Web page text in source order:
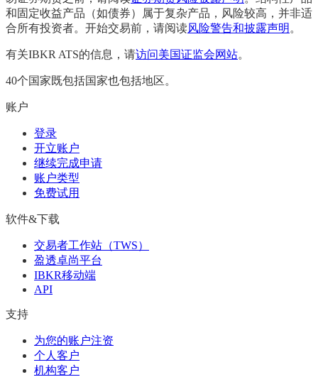
和固定收益产品（如债券）属于复杂产品，风险较高，并非适
合所有投资者。开始交易前，请阅读风险警告和披露声明 。
有关IBKR ATS的信息，请访问美国证监会网站。
40个国家既包括国家也包括地区。
账户
登录
开立账户
继续完成申请
账户类型
免费试用
软件&下载
交易者工作站（TWS）
盈透卓尚平台
IBKR移动端
API
支持
为您的账户注资
个人客户
机构客户